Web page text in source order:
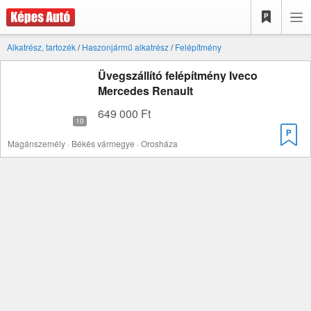
Alkatrész, tartozék/Haszonjármű alkatrész/Felépítmény
Üvegszállító felépítmény Iveco
Mercedes Renault
649 000 Ft
Magánszemély · Békés vármegye · Orosháza